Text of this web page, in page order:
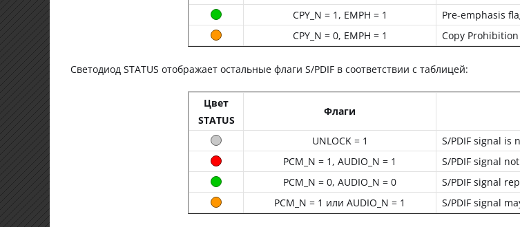
CPY_N = 1, EMPH = 1
Pre-emphasis
CPY_N = 0, EMPH = 1
Copy
Светодиод STATUS отображает остальные флаги S/PDIF в соответствии с таблицей:
Цвет
STATUS
Флаги
UNLOCK = 1
S/PDIF signal is
PCM_N = 1, AUDIO_N = 1
S/PDIF signal
PCM_N = 0, AUDIO_N = 0
S/PDIF signal
PCM_N = 1 или AUDIO_N = 1
S/PDIF signal